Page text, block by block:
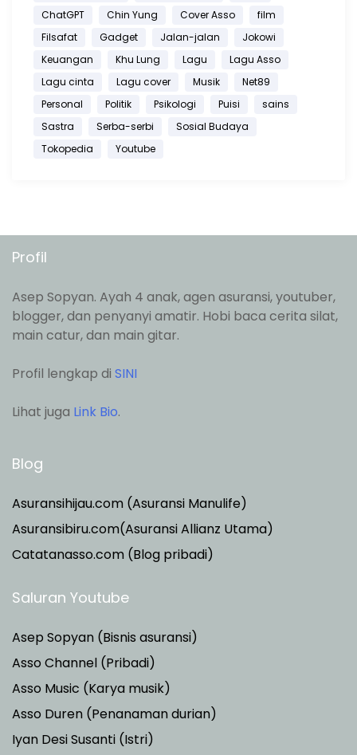
ChatGPT
Chin Yung Cover Asso
film
Filsafat
Gadget Jalan-jalan
Jokowi
Keuangan
Khu Lung Lagu
Lagu Asso
Lagu cinta
Lagu cover Musik
Net89
Personal
Politik Psikologi Puisi
sains
Sastra
Serba-serbi
Sosial Budaya
Tokopedia
Youtube
Profil
Asep Sopyan. Ayah 4 anak, agen asuransi, youtuber,
blogger, dan penyanyi amatir. Hobi baca cerita silat,
main catur, dan main gitar.
Profil lengkap di SINI
Lihat juga Link Bio.
Blog
Asuransihijau.com (Asuransi Manulife)
Asuransibiru.com(Asuransi Allianz Utama)
Catatanasso.com (Blog pribadi)
Saluran Youtube
Asep Sopyan (Bisnis asuransi)
Asso Channel (Pribadi)
Asso Music (Karya musik)
Asso Duren (Penanaman durian)
Iyan Desi Susanti (Istri)